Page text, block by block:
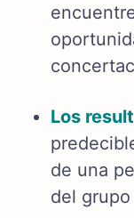
Los
de una
del